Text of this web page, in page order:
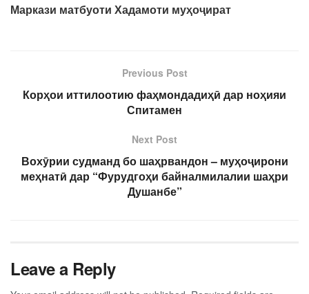
Маркази матбуоти Хадамоти муҳоҷират
Previous Post
Корҳои иттилоотию фаҳмондадиҳӣ дар ноҳияи
Спитамен
Next Post
Вохӯрии судманд бо шаҳрвандон – муҳоҷирони
меҳнатӣ дар “Фурудгоҳи байналмилалии шаҳри
Душанбе”
Leave a Reply